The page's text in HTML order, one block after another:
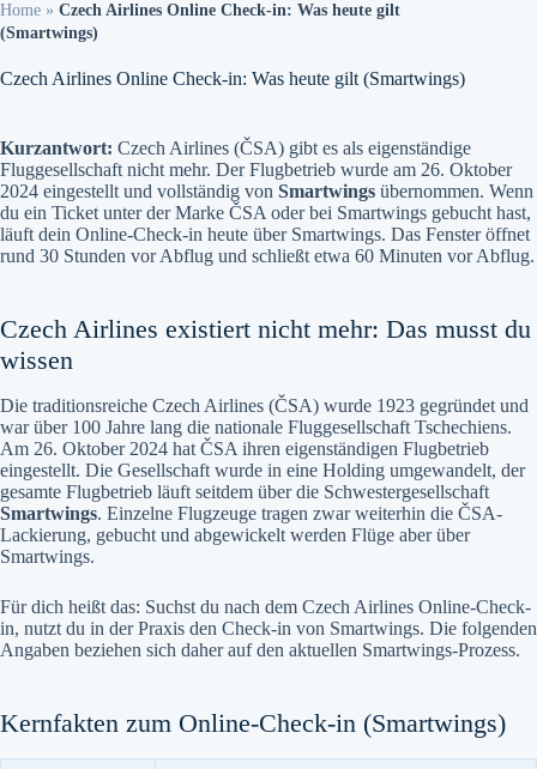
Home » Czech Airlines Online Check-in: Was heute gilt
(Smartwings)
Czech Airlines Online Check-in: Was heute gilt (Smartwings)
Kurzantwort: Czech Airlines (ČSA) gibt es als eigenständige
Fluggesellschaft nicht mehr. Der Flugbetrieb wurde am 26. Oktober
2024 eingestellt und vollständig von Smartwings übernommen. Wenn
du ein Ticket unter der Marke ČSA oder bei Smartwings gebucht hast,
läuft dein Online-Check-in heute über Smartwings. Das Fenster öffnet
rund 30 Stunden vor Abflug und schließt etwa 60 Minuten vor Abflug.
Czech Airlines existiert nicht mehr: Das musst du
wissen
Die traditionsreiche Czech Airlines (ČSA) wurde 1923 gegründet und
war über 100 Jahre lang die nationale Fluggesellschaft Tschechiens.
Am 26. Oktober 2024 hat ČSA ihren eigenständigen Flugbetrieb
eingestellt. Die Gesellschaft wurde in eine Holding umgewandelt, der
gesamte Flugbetrieb läuft seitdem über die Schwestergesellschaft
Smartwings. Einzelne Flugzeuge tragen zwar weiterhin die ČSA-
Lackierung, gebucht und abgewickelt werden Flüge aber über
Smartwings.
Für dich heißt das: Suchst du nach dem Czech Airlines Online-Check-
in, nutzt du in der Praxis den Check-in von Smartwings. Die folgenden
Angaben beziehen sich daher auf den aktuellen Smartwings-Prozess.
Kernfakten zum Online-Check-in (Smartwings)